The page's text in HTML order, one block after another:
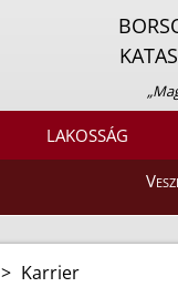
LAKOSSÁG
> Karrier